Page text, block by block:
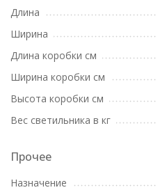
Длина
Ширина
Длина коробки см
Ширина коробки см
Высота коробки см
Вес светильника в кг
Прочее
Назначение